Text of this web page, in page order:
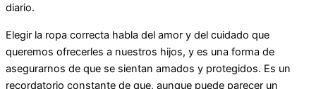
diario.
Elegir la ropa correcta habla del amor y del cuidado que
queremos ofrecerles a nuestros hijos, y es una forma de
asegurarnos de que se sientan amados y protegidos. Es un
recordatorio constante de que, aunque puede parecer un